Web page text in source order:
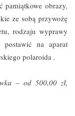
pamiątkowe obrazy,
ze sobą przywożę
rodzaju wyprawy
postawić na aparat
polaroida .
– od 500,00 zł,